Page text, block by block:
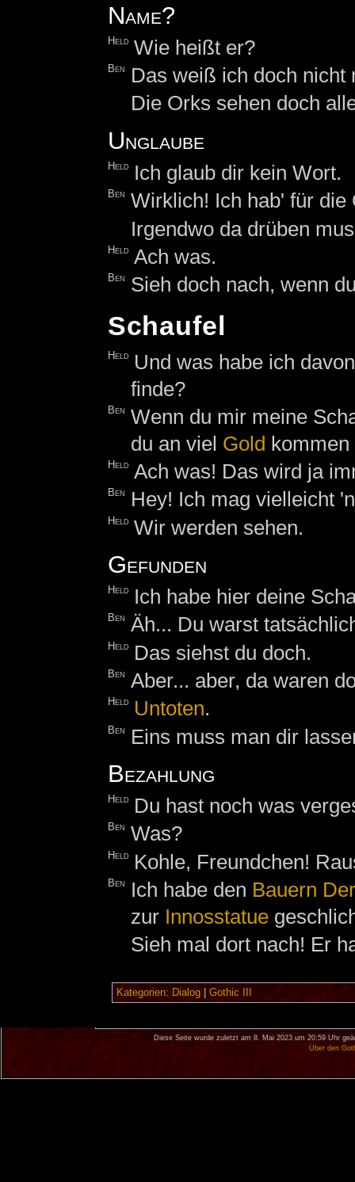
Name?
Held Wie heißt er?
Ben
Das weiß ich doch nicht
Die Orks sehen doch
Unglaube
Held Ich glaub dir kein Wort.
Ben Wirklich! Ich hab' für die
Irgendwo da drüben
Held Ach was.
Ben Sieh doch nach, wenn
Schaufel
Held
Und was habe ich
finde?
Ben Wenn du mir meine
du an viel Gold kommen
Held Ach was! Das wird ja
Ben Hey! Ich mag vielleicht
Held Wir werden sehen.
Gefunden
Held Ich habe hier deine
Ben Äh... Du warst
Held Das siehst du doch.
Ben Aber... aber, da waren
Held Untoten.
Ben Eins muss man dir
Bezahlung
Held Du hast noch was
Ben Was?
Held Kohle, Freundchen!
Ben Ich habe den Bauern
zur Innosstatue
Sieh mal dort nach! Er
Kategorien: Dialog| Gothic III
Diese Seite wurde zuletzt am 8. Mai 2023 um 20:59 Uhr
Über den